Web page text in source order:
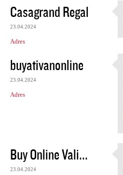
Casagrand Regal
23.04.2024
Adres
buyativanonline
23.04.2024
Adres
Buy Online Vali...
23.04.2024